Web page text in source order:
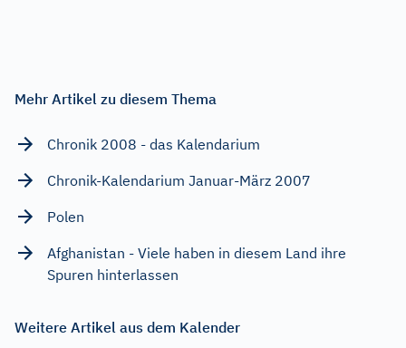
Mehr Artikel zu diesem Thema
Chronik 2008 - das Kalendarium
Chronik-Kalendarium Januar-März 2007
Polen
Afghanistan - Viele haben in diesem Land ihre
Spuren hinterlassen
Weitere Artikel aus dem Kalender